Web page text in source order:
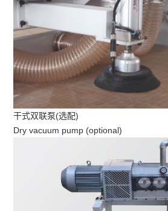
干式双联泵(选配)
Dry vacuum pump (optional)